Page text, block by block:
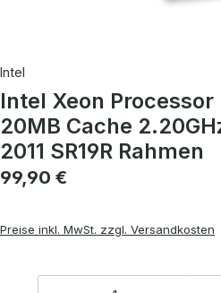
Intel
Intel Xeon
20MB Cache
2011 SR19R Rahmen
Regulärer Preis:
99,90 €
Preise inkl. MwSt. zzgl. Versandkosten